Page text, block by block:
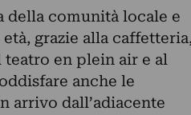
della comunità locale e
grazie alla
en plein air e al
anche le
arrivo dall’adiacente